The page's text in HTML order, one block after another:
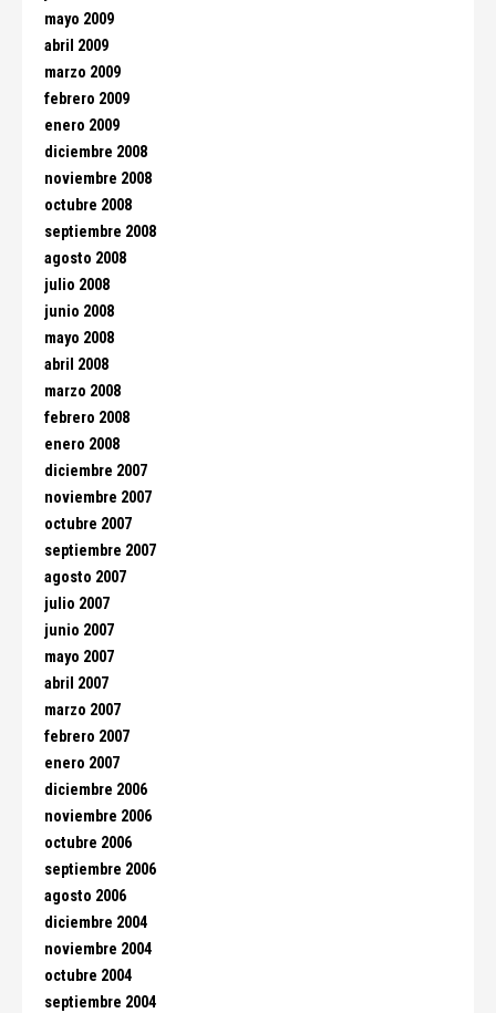
mayo 2009
abril 2009
marzo 2009
febrero 2009
enero 2009
diciembre 2008
noviembre 2008
octubre 2008
septiembre 2008
agosto 2008
julio 2008
junio 2008
mayo 2008
abril 2008
marzo 2008
febrero 2008
enero 2008
diciembre 2007
noviembre 2007
octubre 2007
septiembre 2007
agosto 2007
julio 2007
junio 2007
mayo 2007
abril 2007
marzo 2007
febrero 2007
enero 2007
diciembre 2006
noviembre 2006
octubre 2006
septiembre 2006
agosto 2006
diciembre 2004
noviembre 2004
octubre 2004
septiembre 2004